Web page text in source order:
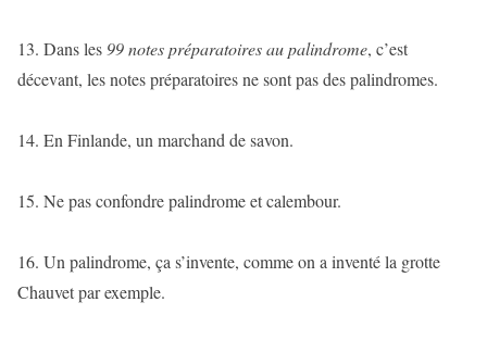
13. Dans les 99 notes préparatoires au palindrome, c’est
décevant, les notes préparatoires ne sont pas des palindromes.
14. En Finlande, un marchand de savon.
15. Ne pas confondre palindrome et calembour.
16. Un palindrome, ça s’invente, comme on a inventé la grotte
Chauvet par exemple.